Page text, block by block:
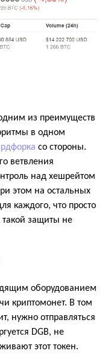
из преимуществ
в одном
со стороны.
ветвления
над хешрейтом
этом на остальных
каждого, что просто
защиты не
оборудованием
криптомонет. В том
нужно отправляться
DGB, не
этот токен.